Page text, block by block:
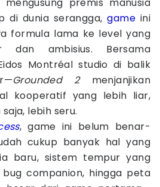
di dunia serangga,gameini
formula lama ke level yang
ambisius. Bersama
Montréal studio di balik
Grounded 2menjanjikan
kooperatif yang lebih liar,
lebih seru.
, game ini belum benar-
cukup banyak hal yang
baru, sistem tempur yang
companion, hingga peta